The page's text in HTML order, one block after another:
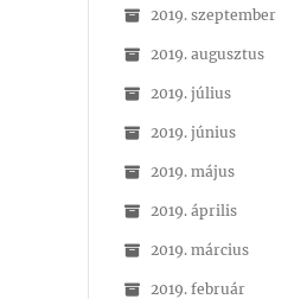
2019. szeptember
2019. augusztus
2019. július
2019. június
2019. május
2019. április
2019. március
2019. február